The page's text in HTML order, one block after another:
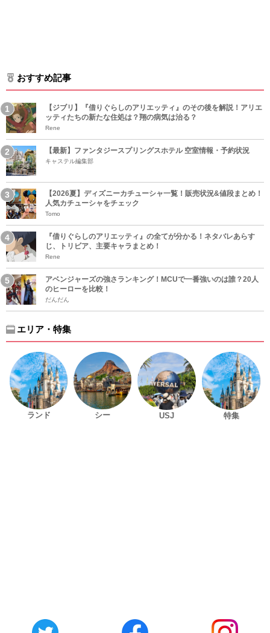
おすすめ記事
【ジブリ】『借りぐらしのアリエッティ』のその後を解説！アリエ
ッティたちの新たな住処は？翔の病気は治る？
Rene
【最新】ファンタジースプリングスホテル 空室情報・予約状況
キャステル編集部
【2026夏】ディズニーカチューシャ一覧！販売状況&値段まとめ！
人気カチューシャをチェック
Tomo
『借りぐらしのアリエッティ』の全てが分かる！ネタバレあらす
じ、トリビア、主要キャラまとめ！
Rene
アベンジャーズの強さランキング！MCUで一番強いのは誰？20人
のヒーローを比較！
だんだん
エリア・特集
ランド シー USJ 特集